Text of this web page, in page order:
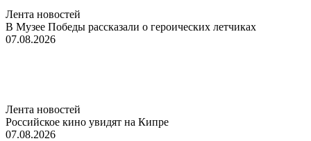
Лента новостей
В Музее Победы рассказали о героических летчиках
07.08.2026
Лента новостей
Российское кино увидят на Кипре
07.08.2026